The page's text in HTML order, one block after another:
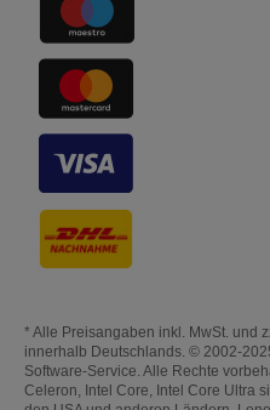
* Alle Preisangaben inkl. MwSt. und
innerhalb Deutschlands. © 2002-
Software-Service. Alle Rechte
Celeron, Intel Core, Intel Core Ultra